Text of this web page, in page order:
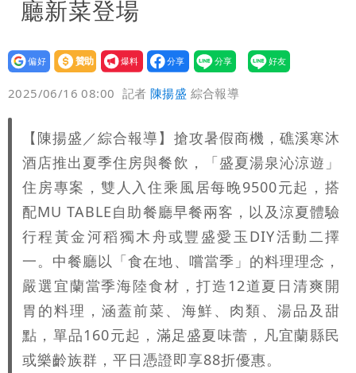
聲押？交保？複訊後揭曉
廳新菜登場
設為
贊助
我要
爆料
2025/06/16 08:00 記者陳揚盛 綜合報導
【陳揚盛／綜合報導】搶攻暑假商機，礁溪寒沐
酒店推出夏季住房與餐飲，「盛夏湯泉沁涼遊」
住房專案，雙人入住乘風居每晚9500元起，搭
配MU TABLE自助餐廳早餐兩客，以及涼夏體驗
行程黃金河稻獨木舟或豐盛愛玉DIY活動二擇
一。中餐廳以「食在地、嚐當季」的料理理念，
嚴選宜蘭當季海陸食材，打造12道夏日清爽開
胃的料理，涵蓋前菜、海鮮、肉類、湯品及甜
點，單品160元起，滿足盛夏味蕾，凡宜蘭縣民
或樂齡族群，平日憑證即享88折優惠。